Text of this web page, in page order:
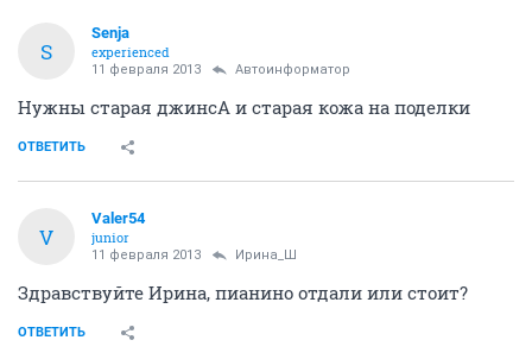
S
Senja
experienced
11 февраля 2013 Автоинформатор
Нужны старая джинсА и старая кожа на поделки
ОТВЕТИТЬ
V
Valer54
junior
11 февраля 2013 Ирина_Ш
Здравствуйте Ирина, пианино отдали или стоит?
ОТВЕТИТЬ